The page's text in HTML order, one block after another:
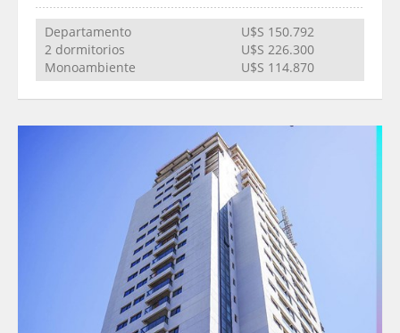
Departamento
U$S 150.792
2 dormitorios
U$S 226.300
Monoambiente
U$S 114.870